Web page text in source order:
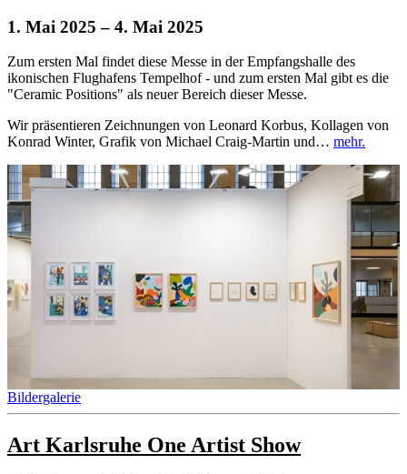
1. Mai 2025 – 4. Mai 2025
Zum ersten Mal findet diese Messe in der Empfangshalle des
ikonischen Flughafens Tempelhof - und zum ersten Mal gibt es die
"Ceramic Positions" als neuer Bereich dieser Messe.
Wir präsentieren Zeichnungen von Leonard Korbus, Kollagen von
Konrad Winter, Grafik von Michael Craig-Martin und… mehr.
Bildergalerie
Art Karlsruhe One Artist Show